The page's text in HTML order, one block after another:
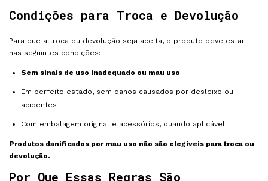
Condições para Troca e Devolução
Para que a troca ou devolução seja aceita, o produto deve estar
nas seguintes condições:
Sem sinais de uso inadequado ou mau uso
Em perfeito estado, sem danos causados por desleixo ou
acidentes
Com embalagem original e acessórios, quando aplicável
Produtos danificados por mau uso não são elegíveis para troca ou
devolução.
Por Que Essas Regras São